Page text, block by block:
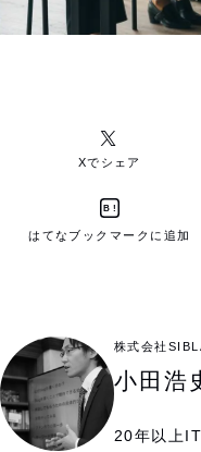
Xでシェア
B!
はてなブックマークに追加
株式会社
小田浩
20年以上